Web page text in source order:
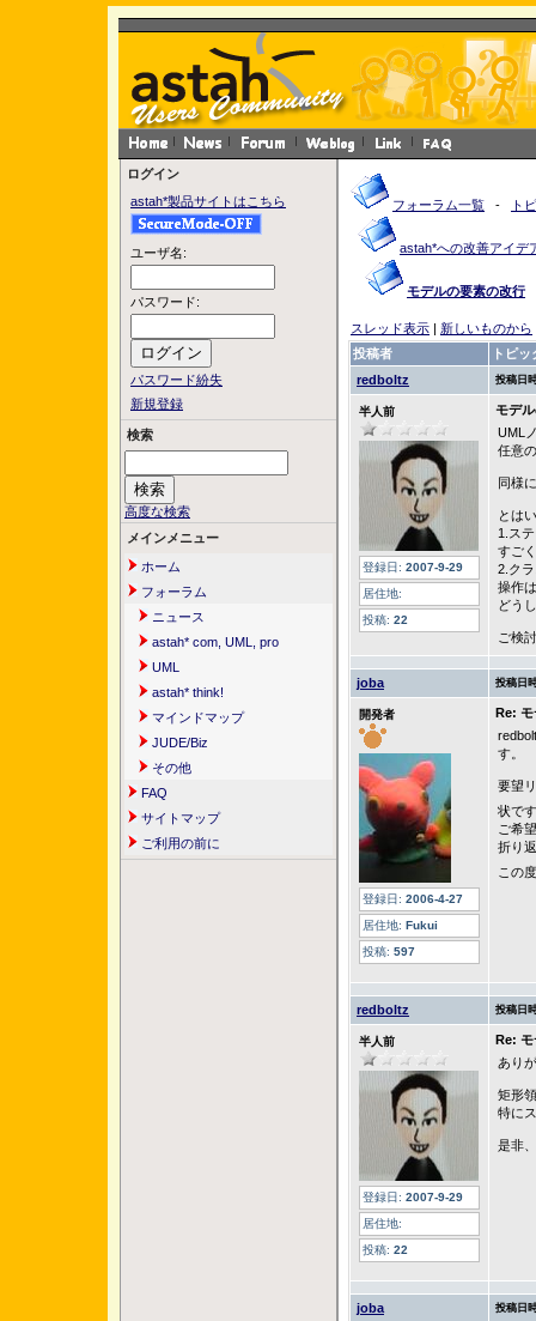
ログイン
astah*製品サイトはこちら
ユーザ名:
パスワード:
パスワード紛失
新規登録
検索
高度な検索
メインメニュー
ホーム
フォーラム
ニュース
astah* com, UML, pro
UML
astah* think!
マインドマップ
JUDE/Biz
その他
FAQ
サイトマップ
ご利用の前に
フォーラム一覧 - ト
astah*への改善アイデ
モデルの要素の改行
スレッド表示 | 新しいものから
投稿者
トピッ
redboltz
投稿日
半人前
登録日: 2007-9-29
居住地:
投稿: 22
モデ
UML
任意
同様
とは
1.ス
すご
2.ク
操作
どう
ご検
joba 投稿日
開発者
登録日: 2006-4-27
居住地: Fukui
投稿: 597
Re: モ
す。
要望
状で
ご希
折り
この
redboltz 投稿日
半人前
登録日: 2007-9-29
居住地:
投稿: 22
Re: モ
あり
矩形
特に
是非
joba 投稿日